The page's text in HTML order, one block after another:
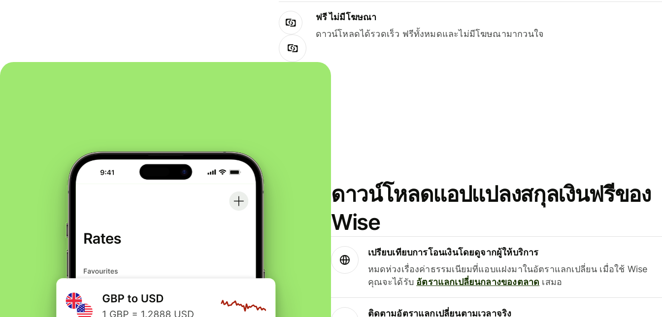
ฟรี ไม่มีโฆษณา
ดาวน์โหลดได้รวดเร็ว ฟรีทั้งหมดและไม่มีโฆษณามากวนใจ
ดาวน์โหลดแอปแปลงสกุลเงินฟรีของ
Wise
เปรียบเทียบการโอนเงินโดยดูจากผู้ให้บริการ
หมดห่วงเรื่องค่าธรรมเนียมที่แอบแฝงมาในอัตราแลกเปลี่ยน เมื่อใช้ Wise
คุณจะได้รับ อัตราแลกเปลี่ยนกลางของตลาด เสมอ
ติดตามอัตราแลกเปลี่ยนตามเวลาจริง